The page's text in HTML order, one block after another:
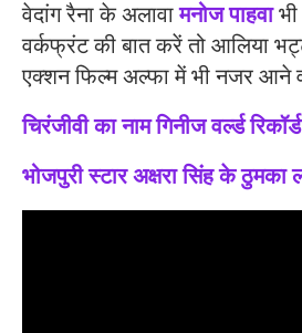
वेदांग रैना के अलावामनोज पाहवाभी
वर्कफ्रंट की बात करें तो आलिया
एक्शन फिल्म अल्फा में भी नजर आने
चिरंजीवी का नाम गिनीज वर्ल्ड
भोजपुरी स्टार अक्षरा सिंह के ठुमका